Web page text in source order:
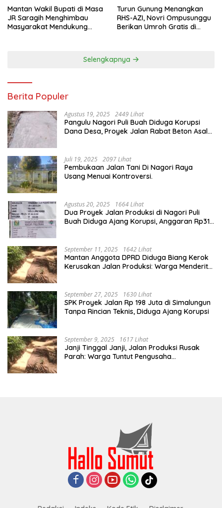
Mantan Wakil Bupati di Masa
JR Saragih Menghimbau
Masyarakat Mendukung
Turun Gunung Menangkan
RHS-AZI, Novri Ompusunggu
Berikan Umroh Gratis di
Selengkapnya
Berita Populer
Agustus 19, 2025 2449 Lihat
Pangulu Nagori Puli Buah Diduga Korupsi
Dana Desa, Proyek Jalan Rabat Beton Asal
Juli 19, 2025 2097 Lihat
Pembukaan Jalan Tani Di Nagori Raya
Usang Menuai Kontroversi.
Agustus 20, 2025 1664 Lihat
Dua Proyek Jalan Produksi di Nagori Puli
Buah Diduga Ajang Korupsi, Anggaran Rp314
September 11, 2025 1642 Lihat
Mantan Anggota DPRD Diduga Biang Kerok
Kerusakan Jalan Produksi: Warga Menderita,
September 27, 2025 1630 Lihat
SPK Proyek Jalan Rp 198 Juta di Simalungun
Tanpa Rincian Teknis, Diduga Ajang Korupsi
September 9, 2025 1617 Lihat
Janji Tinggal Janji, Jalan Produksi Rusak
Parah: Warga Tuntut Pengusaha